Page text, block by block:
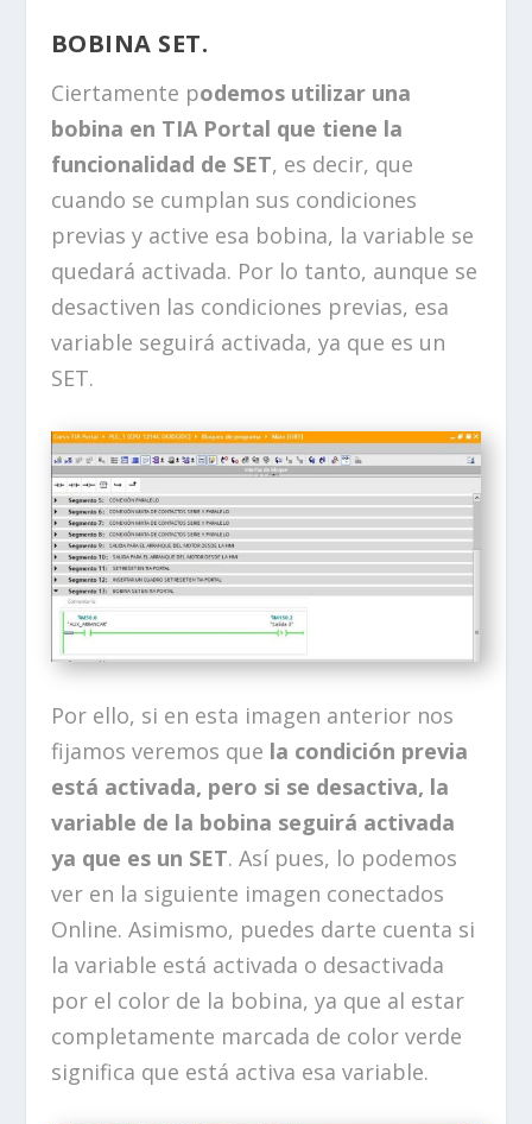
BOBINA SET.
Ciertamente podemos utilizar una
bobina en TIA Portal que tiene la
funcionalidad de SET, es decir, que
cuando se cumplan sus condiciones
previas y active esa bobina, la variable se
quedará activada. Por lo tanto, aunque se
desactiven las condiciones previas, esa
variable seguirá activada, ya que es un
SET.
Por ello, si en esta imagen anterior nos
fijamos veremos que la condición previa
está activada, pero si se desactiva, la
variable de la bobina seguirá activada
ya que es un SET. Así pues, lo podemos
ver en la siguiente imagen conectados
Online. Asimismo, puedes darte cuenta si
la variable está activada o desactivada
por el color de la bobina, ya que al estar
completamente marcada de color verde
significa que está activa esa variable.